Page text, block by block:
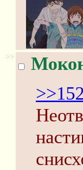
>>